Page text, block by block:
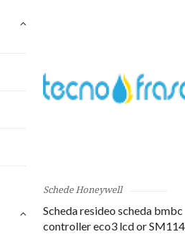
Schede Honeywell
Scheda resideo scheda bmbc
controller eco3 lcd or